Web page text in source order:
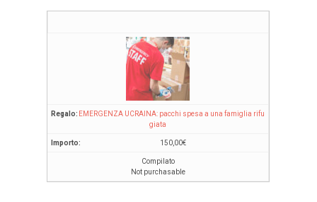
EMERGENZA UCRAINA: pacchi spesa a una famiglia rifu
giata
150,00€
Compilato
Not purchasable